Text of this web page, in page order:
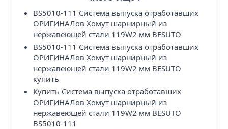
BS5010-111 Система выпуска отработавших
ОРИГИНАЛов Хомут шарнирный из
нержавеющей стали 119W2 мм BESUTO
BS5010-111 Система выпуска отработавших
ОРИГИНАЛов Хомут шарнирный из
нержавеющей стали 119W2 мм BESUTO
купить
Купить Система выпуска отработавших
ОРИГИНАЛов Хомут шарнирный из
нержавеющей стали 119W2 мм BESUTO
BS5010-111